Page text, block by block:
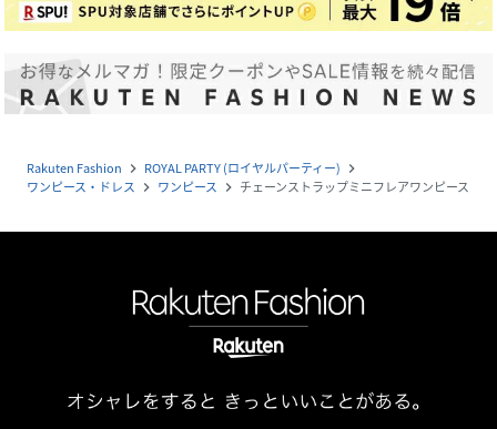
Rakuten Fashion navigate_next ROYAL PARTY (ロイヤルパーティー) navigate_next
ワンピース・ドレス navigate_next ワンピース navigate_next チェーンストラップミニフレアワンピース